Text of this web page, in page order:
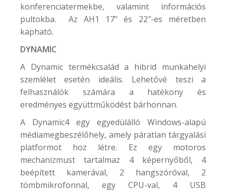
konferenciatermekbe, valamint információs
pultokba. Az AH1 17" és 22″-es méretben
kapható.
DYNAMIC
A Dynamic termékcsalád a hibrid munkahelyi
szemlélet esetén ideális. Lehetővé teszi a
felhasználók számára a hatékony és
eredményes együttműködést bárhonnan.
A Dynamic4 egy egyedülálló Windows-alapú
médiamegbeszélőhely, amely páratlan tárgyalási
platformot hoz létre. Ez egy motoros
mechanizmust tartalmaz 4 képernyőből, 4
beépített kamerával, 2 hangszóróval, 2
tömbmikrofonnal, egy CPU-val, 4 USB